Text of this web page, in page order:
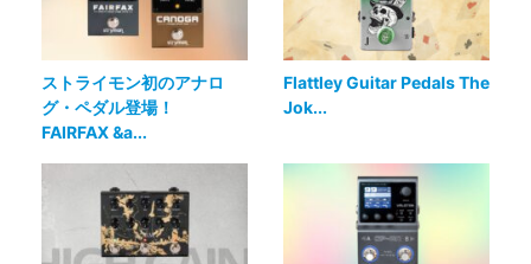
ストライモン初のアナロ
グ・ペダル登場！
FAIRFAX &a...
Flattley Guitar Pedals The
Jok...